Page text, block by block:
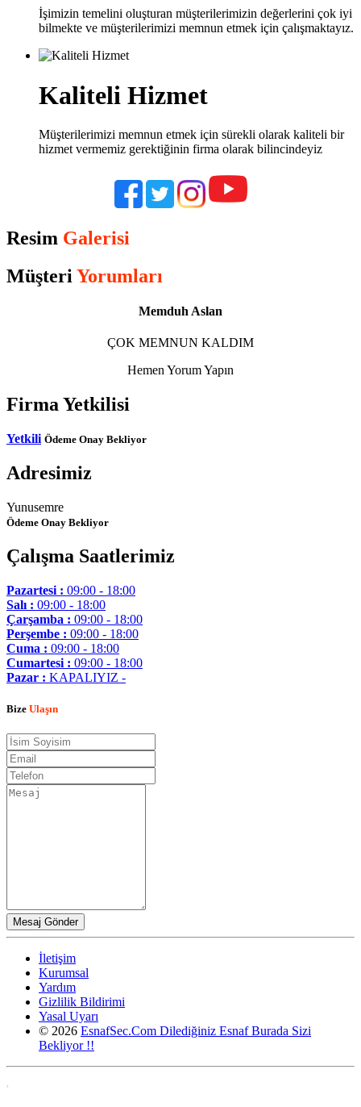
İşimizin temelini oluşturan müşterilerimizin değerlerini çok iyi
bilmekte ve müşterilerimizi memnun etmek için çalışmaktayız.
Kaliteli Hizmet
Müşterilerimizi memnun etmek için sürekli olarak kaliteli bir
hizmet vermemiz gerektiğinin firma olarak bilincindeyiz
Resim Galerisi
Müşteri Yorumları
Memduh Aslan
ÇOK MEMNUN KALDIM
Hemen Yorum Yapın
Firma Yetkilisi
Yetkili Ödeme Onay Bekliyor
Adresimiz
Yunusemre
Ödeme Onay Bekliyor
Çalışma Saatlerimiz
Pazartesi : 09:00 - 18:00
Salı : 09:00 - 18:00
Çarşamba : 09:00 - 18:00
Perşembe : 09:00 - 18:00
Cuma : 09:00 - 18:00
Cumartesi : 09:00 - 18:00
Pazar : KAPALIYIZ -
Bize Ulaşın
İletişim
Kurumsal
Yardım
Gizlilik Bildirimi
Yasal Uyarı
© 2026 EsnafSec.Com Dilediğiniz Esnaf Burada Sizi
Bekliyor !!
,